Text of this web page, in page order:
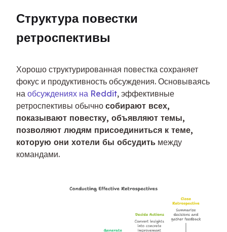
Структура повестки
ретроспективы
Хорошо структурированная повестка сохраняет
фокус и продуктивность обсуждения. Основываясь
на обсуждениях на Reddit, эффективные
ретроспективы обычно собирают всех,
показывают повестку, объявляют темы,
позволяют людям присоединиться к теме,
которую они хотели бы обсудить между
командами.